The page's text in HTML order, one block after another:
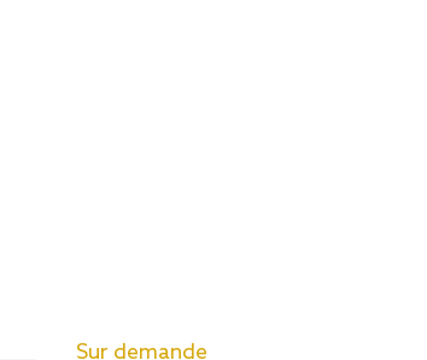
Sur demande